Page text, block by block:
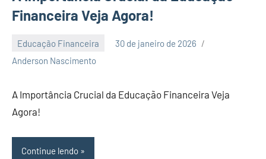
Financeira Veja Agora!
Educação Financeira
30 de janeiro de 2026
Anderson Nascimento
Nenhum
A Importância Crucial da Educação Financeira Veja
Agora!
Continue lendo